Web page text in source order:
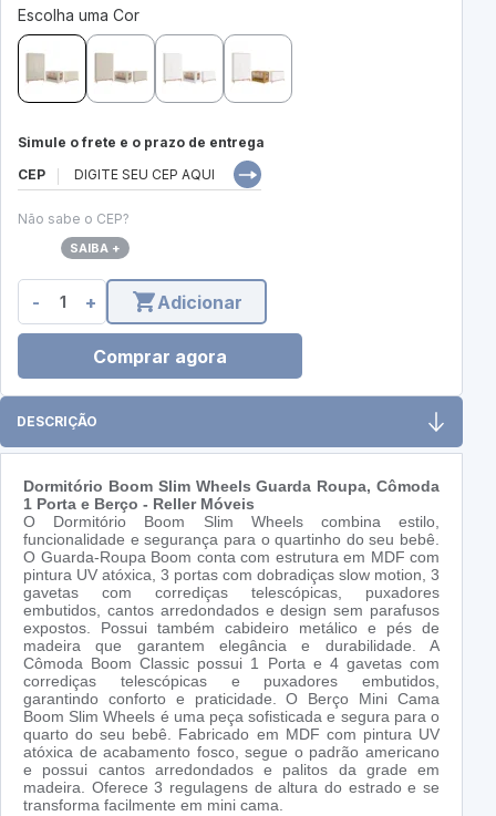
Escolha uma Cor
Simule o frete e o prazo de entrega
CEP
Não sabe o CEP?
SAIBA +
- + Adicionar
Comprar agora
DESCRIÇÃO
Dormitório Boom Slim Wheels Guarda Roupa, Cômoda
1 Porta e Berço - Reller Móveis
O Dormitório Boom Slim Wheels combina estilo,
funcionalidade e segurança para o quartinho do seu bebê.
O Guarda-Roupa Boom conta com estrutura em MDF com
pintura UV atóxica, 3 portas com dobradiças slow motion, 3
gavetas com corrediças telescópicas, puxadores
embutidos, cantos arredondados e design sem parafusos
expostos. Possui também cabideiro metálico e pés de
madeira que garantem elegância e durabilidade. A
Cômoda Boom Classic possui 1 Porta e 4 gavetas com
corrediças telescópicas e puxadores embutidos,
garantindo conforto e praticidade. O Berço Mini Cama
Boom Slim Wheels é uma peça sofisticada e segura para o
quarto do seu bebê. Fabricado em MDF com pintura UV
atóxica de acabamento fosco, segue o padrão americano
e possui cantos arredondados e palitos da grade em
madeira. Oferece 3 regulagens de altura do estrado e se
transforma facilmente em mini cama.